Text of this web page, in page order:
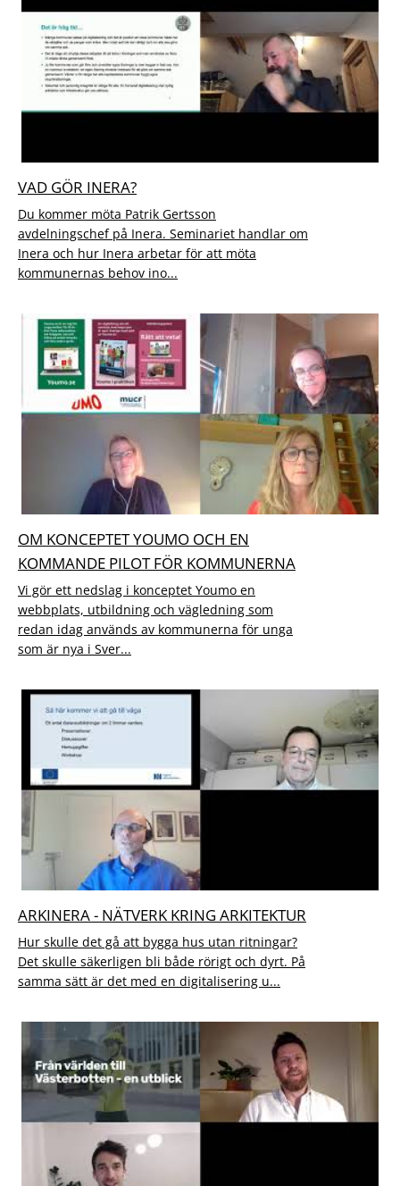
VAD GÖR INERA?
Du kommer möta Patrik Gertsson
avdelningschef på Inera. Seminariet handlar om
Inera och hur Inera arbetar för att möta
kommunernas behov ino...
OM KONCEPTET YOUMO OCH EN
KOMMANDE PILOT FÖR KOMMUNERNA
Vi gör ett nedslag i konceptet Youmo en
webbplats, utbildning och vägledning som
redan idag används av kommunerna för unga
som är nya i Sver...
ARKINERA - NÄTVERK KRING ARKITEKTUR
Hur skulle det gå att bygga hus utan ritningar?
Det skulle säkerligen bli både rörigt och dyrt. På
samma sätt är det med en digitalisering u...